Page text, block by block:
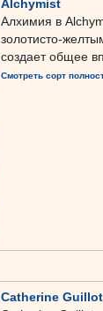
Alchymist
Алхимия в
золотисто-
создает общее
Смотреть сорт
Catherine Guillot